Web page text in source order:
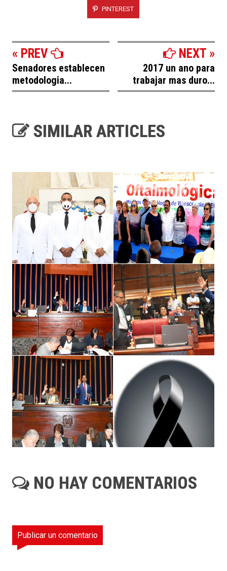
PINTEREST
« PREV
Senadores establecen
metodologia...
NEXT »
2017 un ano para
trabajar mas duro...
SIMILAR ARTICLES
NO HAY COMENTARIOS
Publicar un comentario